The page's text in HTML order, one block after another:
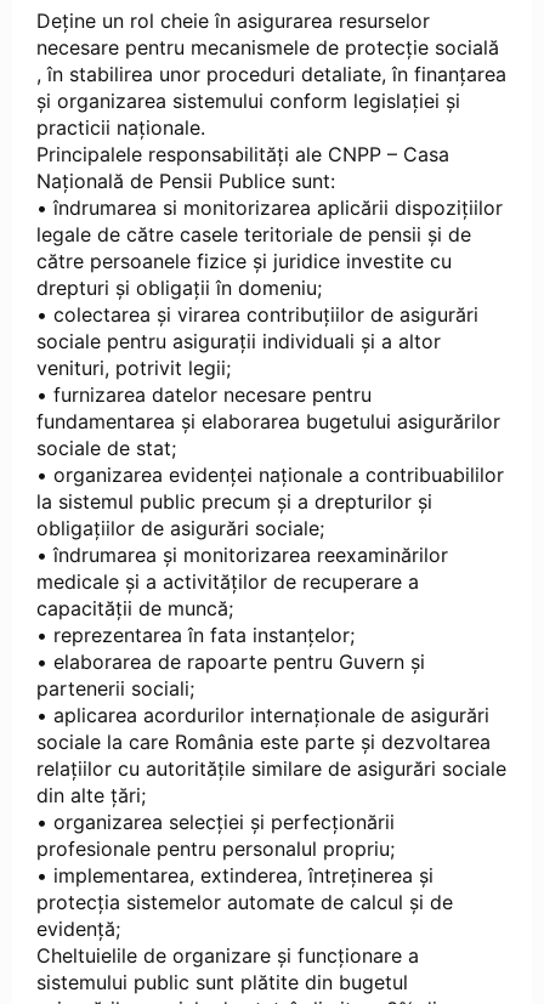
Deține un rol cheie în asigurarea resurselor
necesare pentru mecanismele de protecție socială
, în stabilirea unor proceduri detaliate, în finanțarea
și organizarea sistemului conform legislației și
practicii naționale.
Principalele responsabilități ale CNPP – Casa
Națională de Pensii Publice sunt:
• îndrumarea si monitorizarea aplicării dispozițiilor
legale de către casele teritoriale de pensii și de
către persoanele fizice și juridice investite cu
drepturi și obligații în domeniu;
• colectarea și virarea contribuțiilor de asigurări
sociale pentru asigurații individuali și a altor
venituri, potrivit legii;
• furnizarea datelor necesare pentru
fundamentarea și elaborarea bugetului asigurărilor
sociale de stat;
• organizarea evidenței naționale a contribuabililor
la sistemul public precum și a drepturilor și
obligațiilor de asigurări sociale;
• îndrumarea și monitorizarea reexaminărilor
medicale și a activităților de recuperare a
capacității de muncă;
• reprezentarea în fata instanțelor;
• elaborarea de rapoarte pentru Guvern și
partenerii sociali;
• aplicarea acordurilor internaționale de asigurări
sociale la care România este parte și dezvoltarea
relațiilor cu autoritățile similare de asigurări sociale
din alte țări;
• organizarea selecției și perfecționării
profesionale pentru personalul propriu;
• implementarea, extinderea, întreținerea și
protecția sistemelor automate de calcul și de
evidență;
Cheltuielile de organizare și funcționare a
sistemului public sunt plătite din bugetul